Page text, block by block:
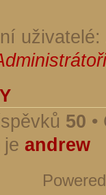
50
je andrew